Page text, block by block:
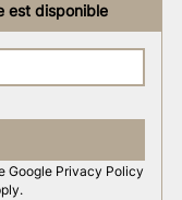
est disponible
Google Privacy Policy